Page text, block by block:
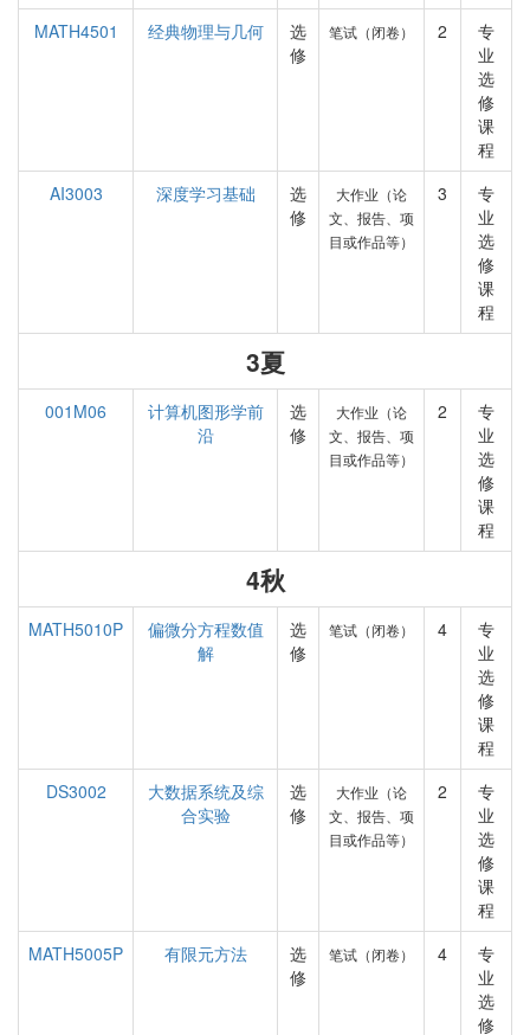
MATH4501
经典物理与几何
选
修
笔试（闭卷） 2
专
业
选
修
课
程
AI3003
深度学习基础
选
修
大作业（论
文、报告、项
目或作品等）
3
专
业
选
修
课
程
3夏
001M06
计算机图形学前
沿
选
修
大作业（论
文、报告、项
目或作品等）
2
专
业
选
修
课
程
4秋
MATH5010P
偏微分方程数值
解
选
修
笔试（闭卷） 4
专
业
选
修
课
程
DS3002
大数据系统及综
合实验
选
修
大作业（论
文、报告、项
目或作品等）
2
专
业
选
修
课
程
MATH5005P
有限元方法
选
修
笔试（闭卷） 4
专
业
选
修